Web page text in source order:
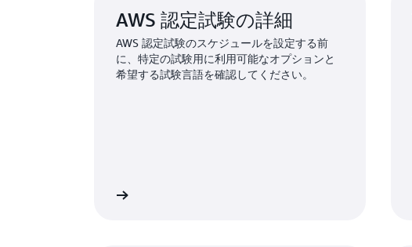
AWS 認定試験の詳細
AWS 認定試験のスケジュールを設定する前
に、特定の試験用に利用可能なオプションと
希望する試験言語を確認してください。